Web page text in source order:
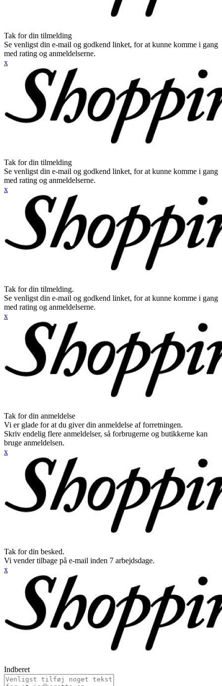
Tak for din tilmelding
Se venligst din e-mail og godkend linket, for at kunne komme i gang
med rating og anmeldelserne.
x
Tak for din tilmelding
Se venligst din e-mail og godkend linket, for at kunne komme i gang
med rating og anmeldelserne.
x
Tak for din tilmelding.
Se venligst din e-mail og godkend linket, for at kunne komme i gang
med rating og anmeldelserne.
x
Tak for din anmeldelse
Vi er glade for at du giver din anmeldelse af forretningen.
Skriv endelig flere anmeldelser, så forbrugerne og butikkerne kan
bruge anmeldelsen.
x
Tak for din besked.
Vi vender tilbage på e-mail inden 7 arbejdsdage.
x
Indberet